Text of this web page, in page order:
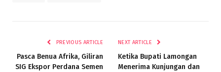
PREVIOUS ARTICLE
Pasca Benua Afrika, Giliran
SIG Ekspor Perdana Semen
NEXT ARTICLE
Ketika Bupati Lamongan
Menerima Kunjungan dan